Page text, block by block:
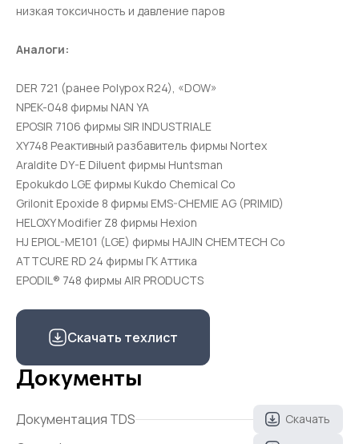
низкая токсичность и давление паров
Аналоги:
DER 721 (ранее Polypox R24), «DOW»
NPEK-048 фирмы NAN YA
EPOSIR 7106 фирмы SIR INDUSTRIALE
XY748 Реактивный разбавитель фирмы Nortex
Araldite DY-E Diluent фирмы Huntsman
Epokukdo LGE фирмы Kukdo Chemical Co
Grilonit Epoxide 8 фирмы EMS-CHEMIE AG (PRIMID)
HELOXY Modifier Z8 фирмы Hexion
HJ EPIOL-ME101 (LGE) фирмы HAJIN CHEMTECH Co
ATTCURE RD 24 фирмы ГК Аттика
EPODIL® 748 фирмы AIR PRODUCTS
Скачать техлист
Документы
Документация TDS Скачать